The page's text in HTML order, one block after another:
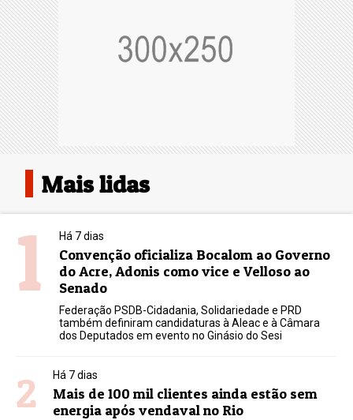
Mais lidas
1 Há 7 dias
Convenção oficializa Bocalom ao Governo
do Acre, Adonis como vice e Velloso ao
Senado
Federação PSDB-Cidadania, Solidariedade e PRD
também definiram candidaturas à Aleac e à Câmara
dos Deputados em evento no Ginásio do Sesi
2 Há 7 dias
Mais de 100 mil clientes ainda estão sem
energia após vendaval no Rio